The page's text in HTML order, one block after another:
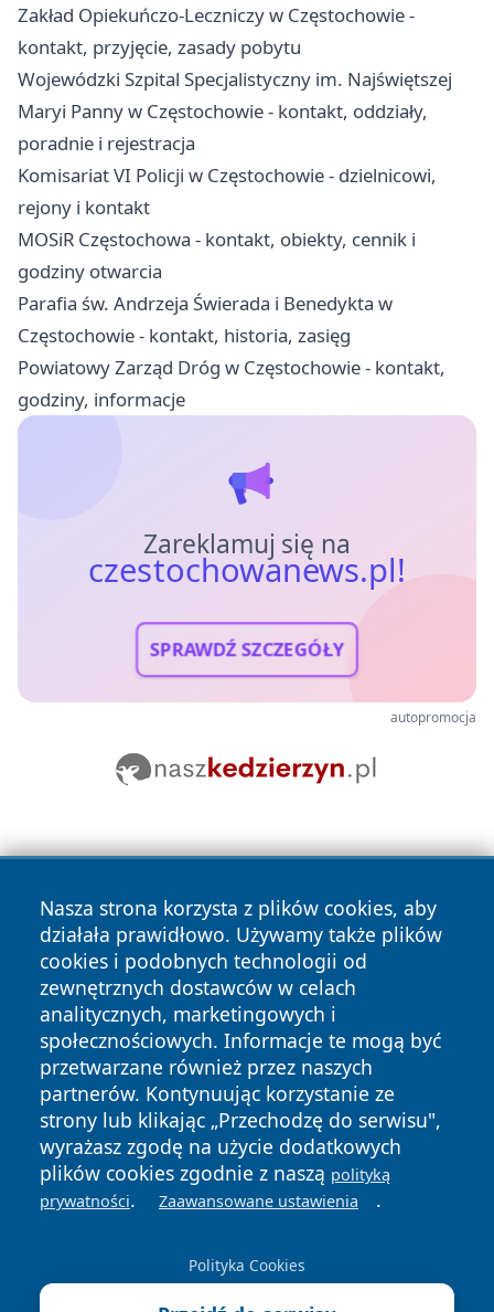
Zakład Opiekuńczo-Leczniczy w Częstochowie -
kontakt, przyjęcie, zasady pobytu
Wojewódzki Szpital Specjalistyczny im. Najświętszej
Maryi Panny w Częstochowie - kontakt, oddziały,
poradnie i rejestracja
Komisariat VI Policji w Częstochowie - dzielnicowi,
rejony i kontakt
MOSiR Częstochowa - kontakt, obiekty, cennik i
godziny otwarcia
Parafia św. Andrzeja Świerada i Benedykta w
Częstochowie - kontakt, historia, zasięg
Powiatowy Zarząd Dróg w Częstochowie - kontakt,
godziny, informacje
Zareklamuj się na
czestochowanews.pl!
SPRAWDŹ SZCZEGÓŁY
autopromocja
Nasza strona korzysta z plików cookies, aby
działała prawidłowo. Używamy także plików
cookies i podobnych technologii od
zewnętrznych dostawców w celach
analitycznych, marketingowych i
społecznościowych. Informacje te mogą być
przetwarzane również przez naszych
partnerów. Kontynuując korzystanie ze
strony lub klikając „Przechodzę do serwisu",
wyrażasz zgodę na użycie dodatkowych
plików cookies zgodnie z naszą polityką
prywatności. Zaawansowane ustawienia .
Polityka Cookies
Copyright © 2026 czestochowanews.pl Wszystkie prawa
zastrzeżone.
News Autorzy
Polityka
Prywatności
Polityka
Cookies
cześć